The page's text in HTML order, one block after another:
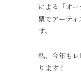
による「オ
票でアーテ
す。
私、今年も
ります！